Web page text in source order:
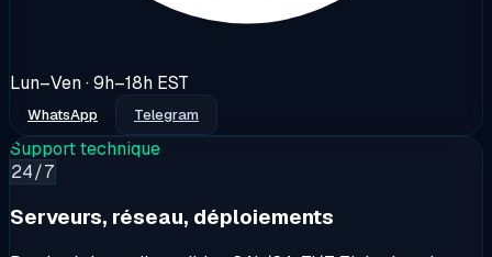
Lun–Ven · 9h–18h EST
WhatsApp Telegram
Support technique
24/7
Serveurs, réseau, déploiements